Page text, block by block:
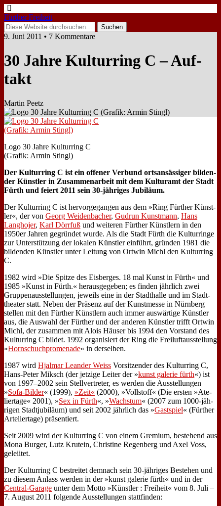
Fürther Freiheit
9. Juni 2011 • 7 Kommentare
30 Jah­re Kul­tur­ring C – Auf­
takt
Martin Peetz
Lo­go 30 Jah­re Kul­tur­ring C
(Gra­fik: Ar­min Stingl)
Der Kul­tur­ring C ist ein of­fe­ner Ver­bund orts­an­säs­si­ger bil­den­
der Künst­ler in Zu­sam­men­ar­beit mit dem Kul­tur­amt der Stadt
Fürth und fei­ert 2011 sein 30-jäh­ri­ges Ju­bi­lä­um.
Der Kul­tur­ring C ist her­vor­ge­gan­gen aus dem »Ring Für­ther Künst­
ler«, der von Ge­org Wei­den­ba­cher, Gud­run Kunst­mann, Hans
Lang­ho­jer, Karl Dörr­fuß und wei­te­ren Für­ther Künst­lern in den
1950er Jah­ren ge­grün­det wur­de. Als die Stadt Fürth die Kul­tur­rin­ge
zur Un­ter­stüt­zung der lo­ka­len Künst­ler ein­führt, grün­den 1981 die
bil­den­den Künst­ler un­ter Lei­tung von Ort­win Mi­chl den Kul­tur­ring
C.
1982 wird »Die Spit­ze des Eis­ber­ges. 18 mal Kunst in Fürth« und
1985 »Kunst in Fürth.« her­aus­ge­ge­ben; es fin­den jähr­lich zwei
Grup­pen­aus­stel­lun­gen, je­weils ei­ne in der Stadt­hal­le und im Stadt­
thea­ter statt. Ne­ben der Prä­senz auf der Kunst­mes­se in Nürn­berg
stel­len mit den Für­ther Künst­lern auch im­mer aus­wär­ti­ge Künst­ler
aus, die Aus­wahl der Für­ther und der an­de­ren Künst­ler trifft Ort­win
Mi­chl, der zu­sam­men mit Alo­is Häu­ser bis 1994 den Vor­stand des
Kul­tur­ring C bil­det. 1992 or­ga­ni­siert der Ring die Frei­luft­aus­stel­lung
»Horn­schuch­pro­me­na­de« in der­sel­ben.
1987 wird Hjal­mar Le­an­der Weiss Vor­sit­zen­der des Kul­tur­ring C,
Hans-Pe­ter Miksch (der jet­zi­ge Lei­ter der »kunst ga­le­rie fürth«) ist
von 1997–2002 sein Stell­ver­tre­ter, es wer­den die Aus­stel­lun­gen
»So­fa-Bil­der« (1999), »Zeit« (2000), »Voll­stoff« (Die er­sten »Ate­
lier­ta­ge« 2001), »Sex in Fürth«, »Wachs­tum« (2007 zum 1000-jäh­
ri­gen Stadt­ju­bi­lä­um) und seit 2002 jähr­lich das »Gast­spiel« (Für­ther
Ar­te­lier­ta­ge) prä­sen­tiert.
Seit 2009 wird der Kul­tur­ring C von ei­nem Gre­mi­um, be­stehend aus
Mo­na Bur­ger, Lutz Krutein, Chri­sti­ne Re­gen­berg und Axel Voss,
ge­leii­tet.
Der Kul­tur­ring C be­strei­tet dem­nach sein 30-jäh­ri­ges Be­stehen und
zu die­sem An­lass wer­den in der »kunst ga­le­rie fürth« und in der
Cen­tral-Ga­ra­ge un­ter dem Mot­to »Künst­ler : Frei­heit« vom 8. Ju­li –
7. Au­gust 2011 fol­gen­de Aus­stel­lun­gen statt­fin­den: